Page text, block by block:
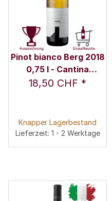
Pinot bianco Berg 2018
0,75 l - Cantina
Colterenzio
18,50 CHF *
Knapper Lagerbestand
Lieferzeit: 1 - 2 Werktage